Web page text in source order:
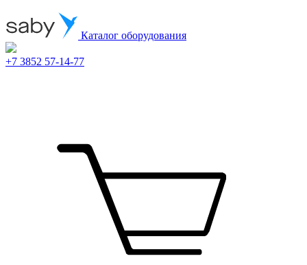
Каталог оборудования
+7 3852 57-14-77